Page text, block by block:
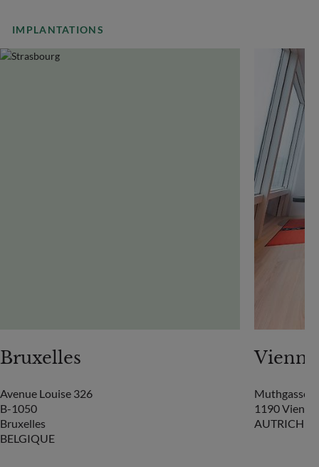
IMPLANTATIONS
Bruxelles
Avenue Louise 326
B-1050
Bruxelles
BELGIQUE
Vienne
Muthgasse
1190 Vienne
AUTRICHE